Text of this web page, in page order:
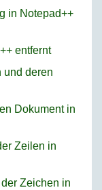
in Notepad++
entfernt
und deren
Dokument in
Zeilen in
Zeichen in